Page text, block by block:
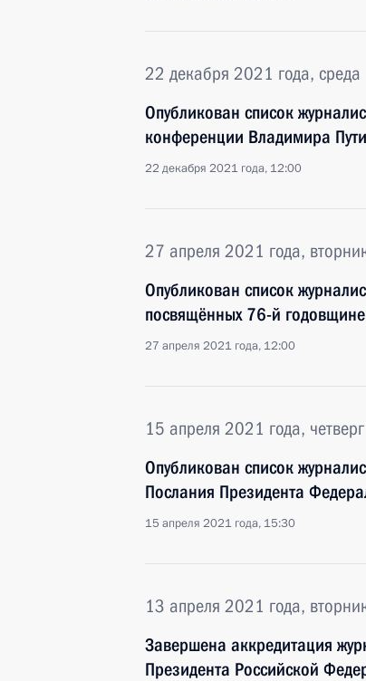
22 декабря 2021 года, среда
Опубликован список
конференции Владимира
22 декабря 2021 года, 12:00
27 апреля 2021 года,
Опубликован список
посвящённых 76-й
27 апреля 2021 года, 12:00
15 апреля 2021 года, четверг
Опубликован список
Послания Президента
15 апреля 2021 года, 15:30
13 апреля 2021 года,
Завершена аккредитация
Президента Российской